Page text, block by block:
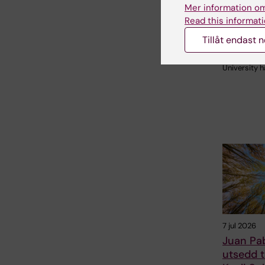
School
Bonn,
University
University
7 jul 2026
Juan
utsedd
Mer information
Read this
Tillåt endast